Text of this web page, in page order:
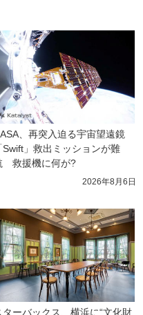
、再突入迫る宇宙望遠鏡
Swift」救出ミッションが難
　救援機に何が?
2026年8月6日
ターバックス、横浜に“文化財